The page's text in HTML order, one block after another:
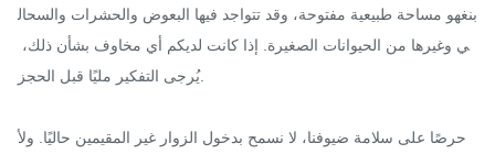
بنغهو مساحة طبيعية مفتوحة، وقد تتواجد فيها البعوض والحشرات والسحال
يُرجى التفكير مليًا قبل الحجز.
حرصًا على سلامة ضيوفنا، لا نسمح بدخول الزوار غير المقيمين حاليًا. ولأ